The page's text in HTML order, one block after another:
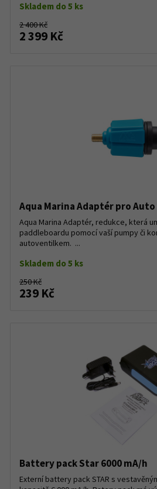
Skladem do 5 ks
2 400 Kč
2 399 Kč
Aqua Marina Adaptér pro
Aqua Marina Adaptér, redukce, která
paddleboardu pomocí vaší pumpy či
autoventilkem. ...
Skladem do 5 ks
250 Kč
239 Kč
Battery pack Star 6000 mA/h
Externí battery pack STAR s